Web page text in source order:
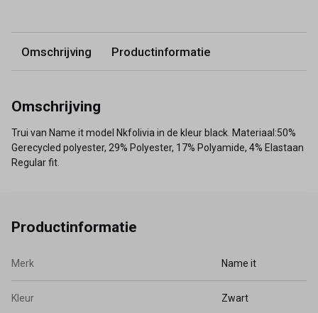
Omschrijving Productinformatie
Omschrijving
Trui van Name it model Nkfolivia in de kleur black. Materiaal:50%
Gerecycled polyester, 29% Polyester, 17% Polyamide, 4% Elastaan
Regular fit.
Productinformatie
Merk Name it
Kleur Zwart